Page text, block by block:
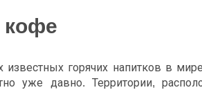
горячих напитков в
уже давно. Территории,